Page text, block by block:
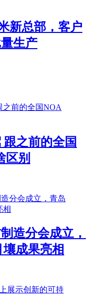
新总部，客户
生产
之前的全国
区别
造分会成立，
成果亮相